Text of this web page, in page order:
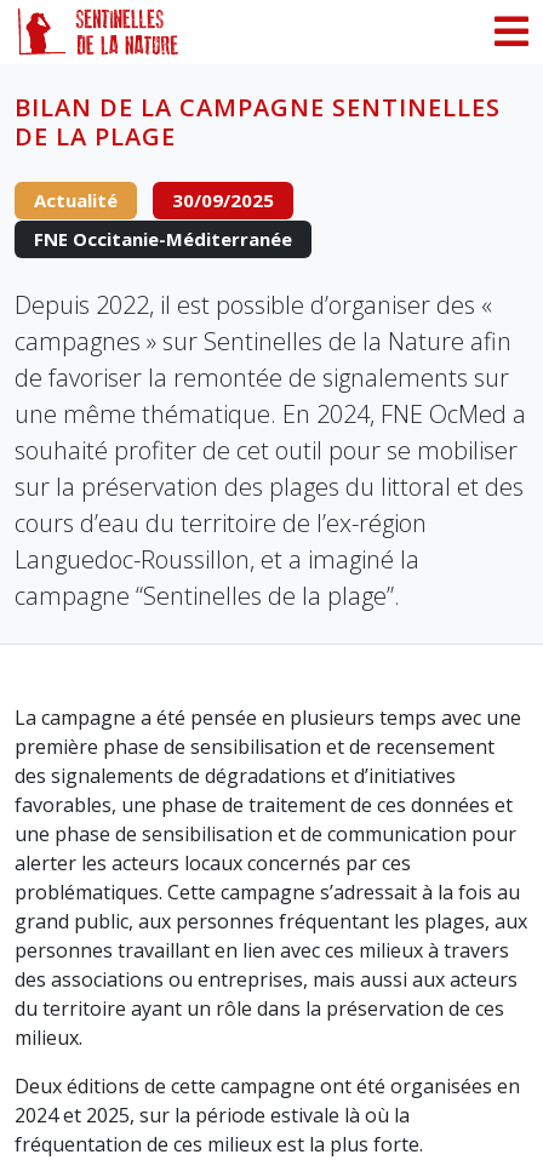
BILAN DE LA CAMPAGNE SENTINELLES
DE LA PLAGE
Actualité
30/09/2025
FNE Occitanie-Méditerranée
Depuis 2022, il est possible d’organiser des «
campagnes » sur Sentinelles de la Nature afin
de favoriser la remontée de signalements sur
une même thématique. En 2024, FNE OcMed a
souhaité profiter de cet outil pour se mobiliser
sur la préservation des plages du littoral et des
cours d’eau du territoire de l’ex-région
Languedoc-Roussillon, et a imaginé la
campagne “Sentinelles de la plage”.
La campagne a été pensée en plusieurs temps avec une
première phase de sensibilisation et de recensement
des signalements de dégradations et d’initiatives
favorables, une phase de traitement de ces données et
une phase de sensibilisation et de communication pour
alerter les acteurs locaux concernés par ces
problématiques. Cette campagne s’adressait à la fois au
grand public, aux personnes fréquentant les plages, aux
personnes travaillant en lien avec ces milieux à travers
des associations ou entreprises, mais aussi aux acteurs
du territoire ayant un rôle dans la préservation de ces
milieux.
Deux éditions de cette campagne ont été organisées en
2024 et 2025, sur la période estivale là où la
fréquentation de ces milieux est la plus forte.
Panneau de gestion des cookies